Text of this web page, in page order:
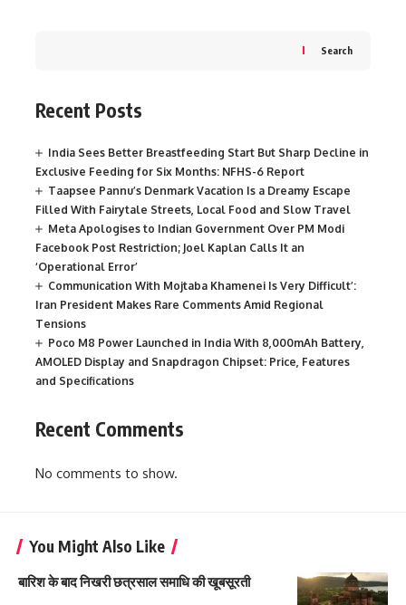
Search
Recent Posts
India Sees Better Breastfeeding Start But Sharp Decline in
Exclusive Feeding for Six Months: NFHS-6 Report
Taapsee Pannu’s Denmark Vacation Is a Dreamy Escape
Filled With Fairytale Streets, Local Food and Slow Travel
Meta Apologises to Indian Government Over PM Modi
Facebook Post Restriction; Joel Kaplan Calls It an
‘Operational Error’
Communication With Mojtaba Khamenei Is Very Difficult’:
Iran President Makes Rare Comments Amid Regional
Tensions
Poco M8 Power Launched in India With 8,000mAh Battery,
AMOLED Display and Snapdragon Chipset: Price, Features
and Specifications
Recent Comments
No comments to show.
You Might Also Like
बारिश के बाद निखरी छत्रसाल समाधि की खूबसूरती